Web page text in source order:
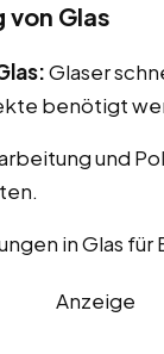
Glas
Glaser
benötigt
und
in Glas
Anzeige